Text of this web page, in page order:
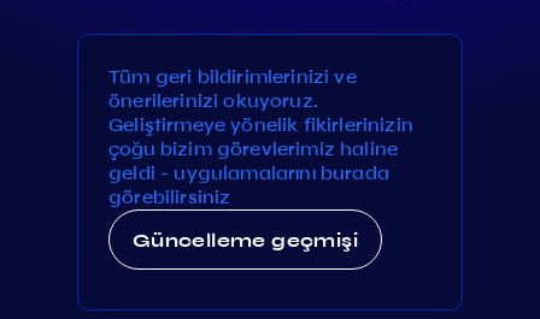
Tüm geri bildirimlerinizi ve
önerilerinizi okuyoruz.
Geliştirmeye yönelik fikirlerinizin
çoğu bizim görevlerimiz haline
geldi - uygulamalarını burada
görebilirsiniz
Güncelleme geçmişi